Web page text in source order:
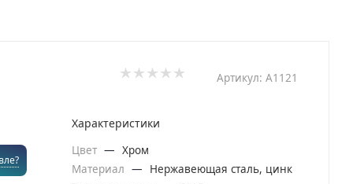
Артикул: A1121
Характеристики
Цвет — Хром
Материал —
Нержавеющая сталь, цинк